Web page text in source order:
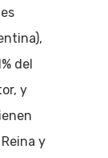
del
y
y